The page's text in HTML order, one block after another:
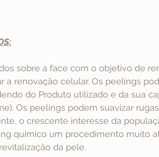
sobre a face com o objetivo de
a renovação celular. Os peelings
do Produto utilizado e da sua
Os peelings podem suavizar
o crescente interesse da
químico um procedimento muito
da pele.